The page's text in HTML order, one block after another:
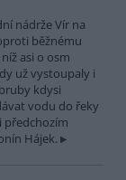
nádrže Vír na
běžnému
asi o osm
už vystoupaly i
kdysi
vodu do řeky
předchozím
Hájek.